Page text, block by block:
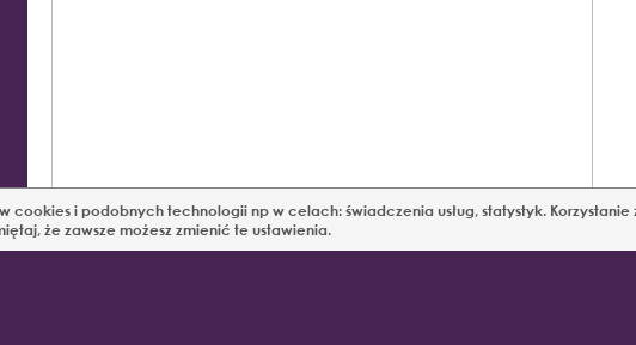
cookies i podobnych technologii np w celach: świadczenia usług, statystyk.
że zawsze możesz zmienić te ustawienia.